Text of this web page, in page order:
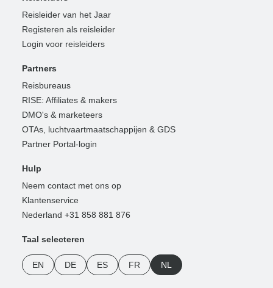
Reisleider van het Jaar
Registeren als reisleider
Login voor reisleiders
Partners
Reisbureaus
RISE: Affiliates & makers
DMO's & marketeers
OTAs, luchtvaartmaatschappijen & GDS
Partner Portal-login
Hulp
Neem contact met ons op
Klantenservice
Nederland +31 858 881 876
Taal selecteren
EN DE ES FR NL